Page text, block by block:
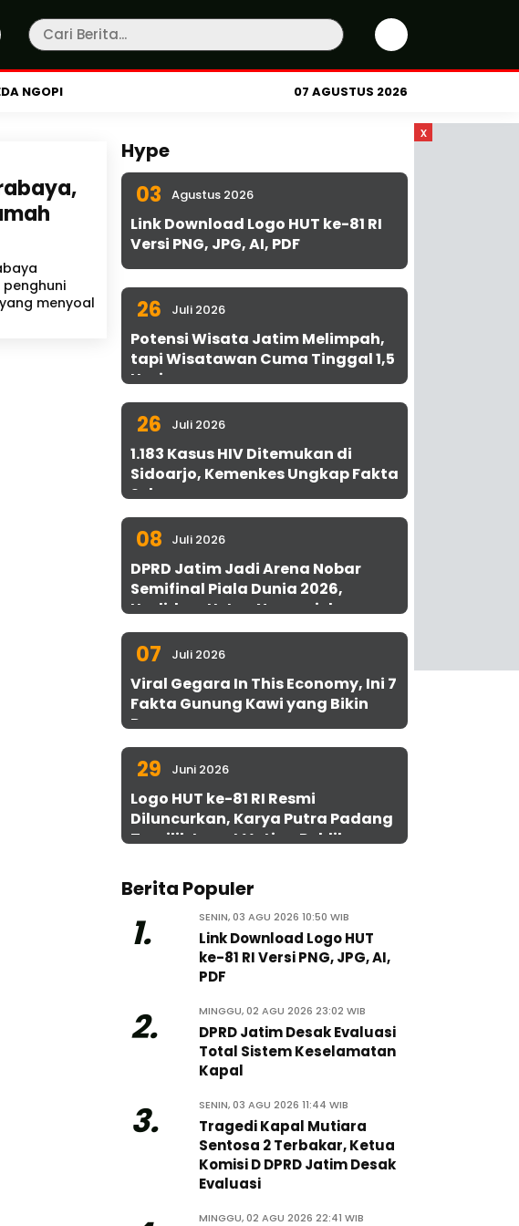
NGOPI 07 AGUSTUS 2026
x
menyoal
Hype
03 Agustus 2026
Link Download Logo HUT ke-81 RI
Versi PNG, JPG, AI, PDF
26 Juli 2026
Potensi Wisata Jatim Melimpah,
tapi Wisatawan Cuma Tinggal 1,5
Hari
26 Juli 2026
1.183 Kasus HIV Ditemukan di
Sidoarjo, Kemenkes Ungkap Fakta
Sebenarnya
08 Juli 2026
DPRD Jatim Jadi Arena Nobar
Semifinal Piala Dunia 2026,
Hadirkan Uston Nawawi dan
UMKM Gratis untuk 1.000 Warga
07 Juli 2026
Viral Gegara In This Economy, Ini 7
Fakta Gunung Kawi yang Bikin
Penasaran
29 Juni 2026
Logo HUT ke-81 RI Resmi
Diluncurkan, Karya Putra Padang
Terpilih Lewat Voting Publik
Berita Populer
1. SENIN, 03 AGU 2026 10:50 WIB
Link Download Logo HUT
ke-81 RI Versi PNG, JPG, AI,
PDF
2. MINGGU, 02 AGU 2026 23:02 WIB
DPRD Jatim Desak Evaluasi
Total Sistem Keselamatan
Kapal
3. SENIN, 03 AGU 2026 11:44 WIB
Tragedi Kapal Mutiara
Sentosa 2 Terbakar, Ketua
Komisi D DPRD Jatim Desak
Evaluasi
MINGGU, 02 AGU 2026 22:41 WIB